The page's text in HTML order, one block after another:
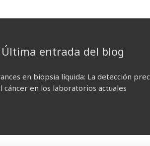
Última entrada del blog
en biopsia líquida: La detección
cáncer en los laboratorios actuales